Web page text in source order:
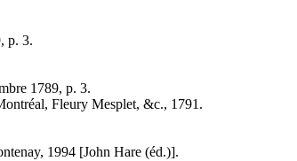
p. 3.
1789, p. 3.
Fleury Mesplet, &c., 1791.
1994 [John Hare (éd.)].